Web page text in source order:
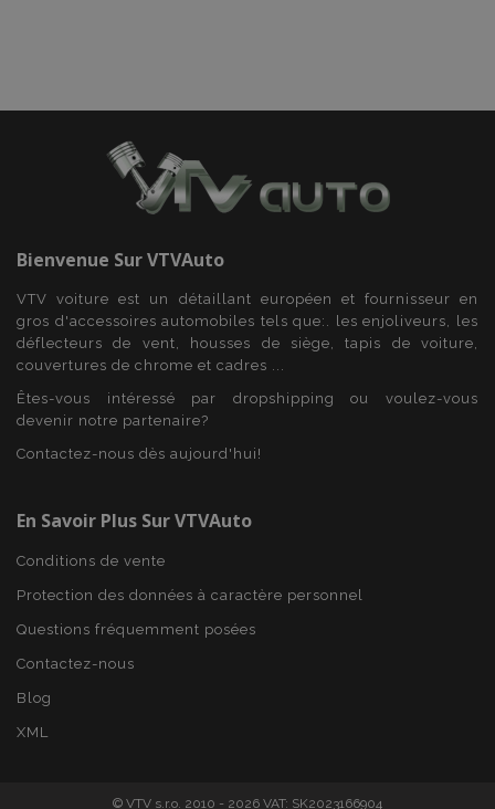
Bienvenue SurVTVAuto
VTV voiture est un détaillant européen et fournisseur en
gros d'accessoires automobiles tels que:. les enjoliveurs, les
déflecteurs de vent, housses de siège, tapis de voiture,
couvertures de chrome et cadres ...
Êtes-vous intéressé par dropshipping ou voulez-vous
devenir notre partenaire?
Contactez-nous dès aujourd'hui!
En Savoir Plus Sur VTVAuto
Conditions de vente
Protection des données à caractère personnel
Questions fréquemment posées
Contactez-nous
Blog
XML
© VTV s.r.o. 2010 - 2026 VAT: SK2023166904
Strictement nécessaires
Ciblage
Fonctionnalité
Les cookies strictement nécessaires habilitent des
comptes. Le site Web ne peut pas être utilisé
nécessaires.
Nom
Fournisseur
Domaine
www.vtvauto.eu
product_data_storage